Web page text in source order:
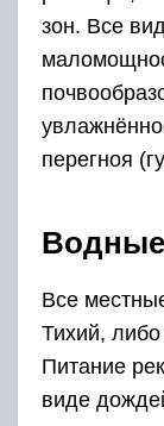
зон. Все
перегноя
Все
Тихий,
Питание
виде